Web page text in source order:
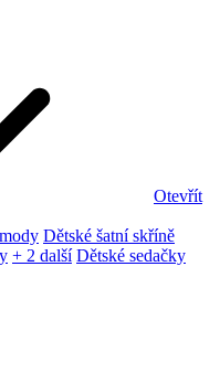
Otevřít
Dětské šatní skříně
+ 2 další Dětské sedačky